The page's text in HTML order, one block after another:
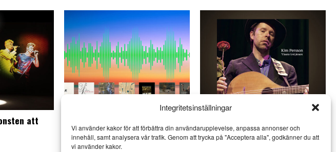
Integritetsinställningar
Vi använder kakor för att förbättra din användarupplevelse, anpassa annonser och
innehåll, samt analysera vår trafik. Genom att trycka på "Acceptera alla", godkänner du att
vi använder kakor.
att
frodas och är vital
MUSIK
visans förnyare